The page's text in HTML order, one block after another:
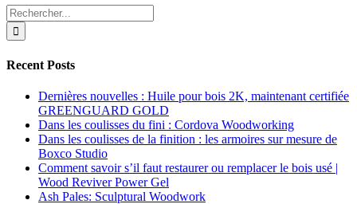
Search
for:
Recent Posts
Dernières nouvelles : Huile pour bois 2K, maintenant certifiée
GREENGUARD GOLD
Dans les coulisses du fini : Cordova Woodworking
Dans les coulisses de la finition : les armoires sur mesure de
Boxco Studio
Comment savoir s’il faut restaurer ou remplacer le bois usé |
Wood Reviver Power Gel
Ash Pales: Sculptural Woodwork